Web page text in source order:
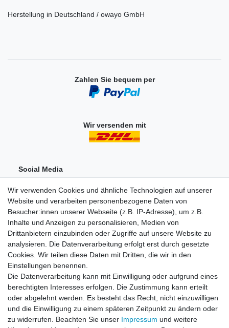
Herstellung in Deutschland / owayo GmbH
Zahlen Sie bequem per
Wir versenden mit
Social Media
Einkaufen
Zahlungsarten
Versandarten & -kosten
Widerrufsrecht
Zum Online-Widerruf
Wir verwenden Cookies und ähnliche Technologien auf unserer
Website und verarbeiten personenbezogene Daten von
Besucher:innen unserer Webseite (z.B. IP-Adresse), um z.B.
Inhalte und Anzeigen zu personalisieren, Medien von
Drittanbietern einzubinden oder Zugriffe auf unsere Website zu
analysieren. Die Datenverarbeitung erfolgt erst durch gesetzte
Cookies. Wir teilen diese Daten mit Dritten, die wir in den
Einstellungen benennen.
Die Datenverarbeitung kann mit Einwilligung oder aufgrund eines
berechtigten Interesses erfolgen. Die Zustimmung kann erteilt
oder abgelehnt werden. Es besteht das Recht, nicht einzuwilligen
und die Einwilligung zu einem späteren Zeitpunkt zu ändern oder
zu widerrufen. Beachten Sie unser Impressum und weitere